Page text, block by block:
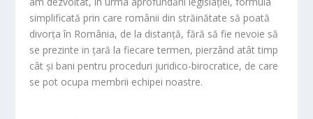
simplificată prin care românii din străinătate să poată
divorța în România, de la distanță, fără să fie nevoie să
se prezinte in țară la fiecare termen, pierzând atât timp
cât și bani pentru proceduri juridico-birocratice, de care
se pot ocupa membrii echipei noastre.